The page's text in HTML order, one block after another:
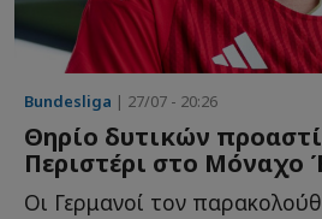
Bundesliga | 27/07 - 20:26
Θηρίο δυτικών
Περιστέρι στο Μόναχο